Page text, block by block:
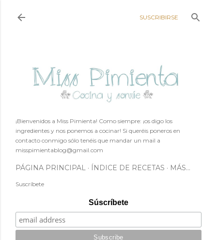
SUSCRIBIRSE
¡Bienvenidos a Miss Pimienta! Como siempre: ¡os digo los
ingredientes y nos ponemos a cocinar! Si queréis poneros en
contacto conmigo sólo tenéis que mandar un mail a
misspimientablog@gmail.com
PÁGINA PRINCIPAL ÍNDICE DE RECETAS MÁS…
Suscríbete
Súscríbete